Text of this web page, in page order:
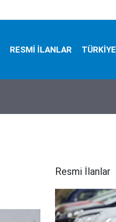
RESMİ İLANLAR TÜRKİYE
Resmi İlanlar